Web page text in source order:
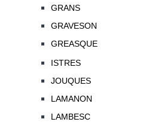
GRANS
GRAVESON
GREASQUE
ISTRES
JOUQUES
LAMANON
LAMBESC